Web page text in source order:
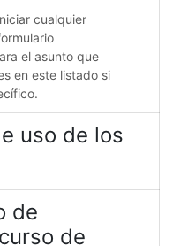
cualquier
el asunto que
en este listado si
uso de los
de
de